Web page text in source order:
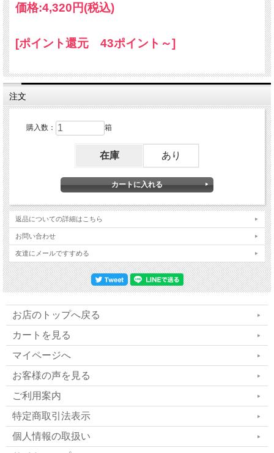
年
開封後は湿らないよう缶などに保存し、なるべ
分ご注意ください。1 袋を1.5 ～ 1.8 リットルの
水に入れて加熱し、沸騰したら約5 分煮出して
袋を取り出します。保温の出来る容器または冷
蔵庫に入れ、飲む際は体温程度の温度にしてお
飲みください。
保存方法／直射日光や高温多湿を避けて保存し
てください。
生命力あふれる植物「宮古ビ
デンス・ピローサ」
花粉に有効だとされる健康素材は、それぞれ
のアプローチで上記の過剰反応を、穏やかにし
てくれるのが基本的な働きであると考えてよい
価格:4,320円(税込)
[ポイント還元 43ポイント～]
注文
購入数： 箱
在庫 あり
返品についての詳細はこちら
お問い合わせ
友達にメールですすめる
お店のトップへ戻る
カートを見る
マイページへ
お客様の声を見る
ご利用案内
特定商取引法表示
個人情報の取扱い